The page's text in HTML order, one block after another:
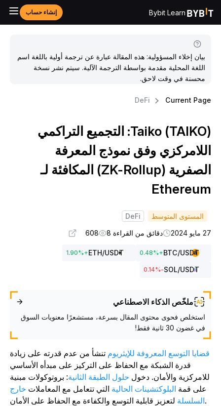
Bybit Learn إنشاء حساب
بيان إخلاء المسؤولية: هذه المقالة عبارة عن ترجمة أولية باللغة اسم
اللغة المحلية مقدمة بواسطة الترجمة الآلية. سيتم نشر نسخة
محسنة في وقت لاحق.
DeFi Current
Taiko (TAIKO): التجميع التراكمي
وفق نموذج المعرفة
الصفرية (ZK-Rollup) المكافئة لـ
المستوى المتوسط
DeFi
دقائق من القراءة 8 608
BTC/USDT
+
0.48%
ETH/USDT
+
1.90%
SOL/USDT
-0.14
%
ملخّص الذكاء الاصطناعي
استخلص فحوى محتوى المقال بسرعة، مستشعرًا معنويات السوق
في غضون 30 ثانية فقط!
قضايا التوسع المعروفة للإيثريومتنشأ من عدم قدرته على زيادة
قدرة الشبكة مع الحفاظ على التركيز على مبدأه الأساسي
للامركزية والأمان. دخولحلول الطبقة الثانية: بروتوكولات مبنية
على قمةالبلوكتشينات الحاليةالتي تتعامل مع المعاملاتخارج
السلسلة